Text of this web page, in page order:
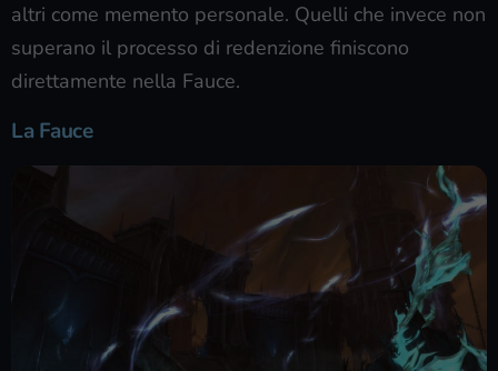
altri come memento personale. Quelli che invece non
superano il processo di redenzione finiscono
direttamente nella Fauce.
La Fauce